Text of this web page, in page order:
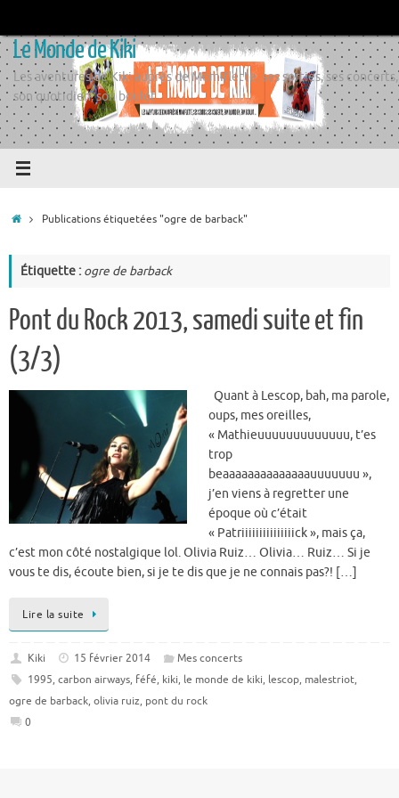
contenu
Le Monde de Kiki
Les aventures de Kiki auprès de Momiflette, ses sorties, ses concerts,
son quotidien, son boulot
AccueilPublications étiquetées "ogre de barback"
Étiquette : ogre de barback
Pont du Rock 2013, samedi suite et fin
(3/3)
Quant à Lescop, bah, ma parole,
oups, mes oreilles,
« Mathieuuuuuuuuuuuuu, t’es
trop
beaaaaaaaaaaaaaauuuuuuu »,
j’en viens à regretter une
époque où c’était
« Patriiiiiiiiiiiiiiick », mais ça,
c’est mon côté nostalgique lol. Olivia Ruiz… Olivia… Ruiz… Si je
vous te dis, écoute bien, si je te dis que je ne connais pas?! […]
Lire la suite
Kiki 15 février 2014
Mes concerts
1995, carbon airways, féfé, kiki, le monde de kiki, lescop, malestriot,
ogre de barback, olivia ruiz, pont du rock
0